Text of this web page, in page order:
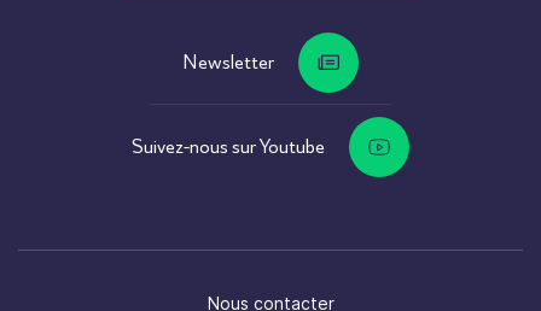
Newsletter
Suivez-nous sur Youtube
Nous contacter